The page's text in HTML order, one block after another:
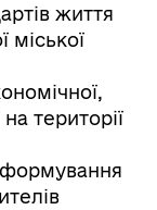
життя
міської
на території
формування